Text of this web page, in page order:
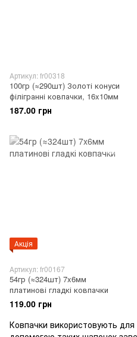
Артикул: fr00318
100гр (≈290шт) Золоті конуси
філігранні ковпачки, 16x10мм
187.00 грн
Акція
Артикул: fr00167
54гр (≈324шт) 7x6мм
платинові гладкі ковпачки
119.00 грн
Ковпачки використовують для